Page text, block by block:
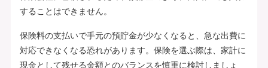
することはできません。
保険料の支払いで手元の預貯金が少なくなると、急な出費に
対応できなくなる恐れがあります。保険を選ぶ際は、家計に
現金として残せる金額とのバランスを慎重に検討しましょ